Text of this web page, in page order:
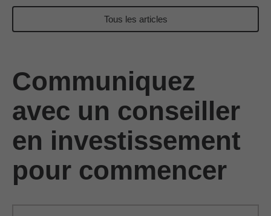
Tous les articles
Communiquez
avec un conseiller
en investissement
pour commencer